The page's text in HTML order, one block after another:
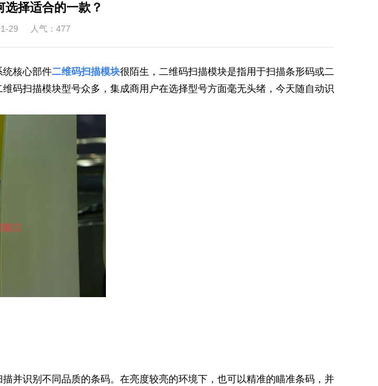
择适合的一款？
29 人气： 477
统核心部件二维码扫描模块很陌生，二维码扫描模块是指用于扫描条形码或二
码扫描模块型号众多，集成商用户在选择型号方面毫无头绪，今天随自动识
并识别不同品质的条码。在亮度较亮的环境下，也可以精准的瞄准条码，并